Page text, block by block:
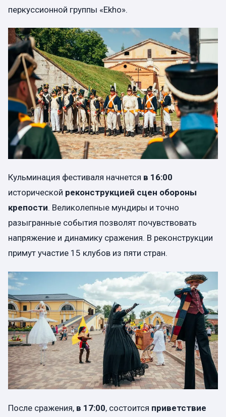
перкуссионной группы «Ekho».
Кульминация фестиваля начнется в 16:00
исторической реконструкцией сцен обороны
крепости. Великолепные мундиры и точно
разыгранные события позволят почувствовать
напряжение и динамику сражения. В реконструкции
примут участие 15 клубов из пяти стран.
После сражения, в 17:00, состоится приветствие